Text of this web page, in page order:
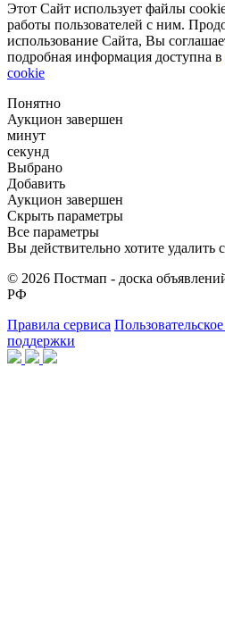
Этот Сайт использует файлы
работы пользователей с ним.
использование Сайта, Вы
подробная информация доступна в
cookie
Понятно
Аукцион завершен
минут
секунд
Выбрано
Добавить
Аукцион завершен
Скрыть параметры
Все параметры
Вы действительно хотите удалить
© 2026 Постмап - доска
РФ
Правила сервиса
поддержки